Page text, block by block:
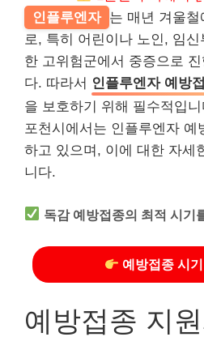
인플루엔자 는 매년 겨울
로, 특히 어린이나 노인, 임
한 고위험군에서 중증으로
다. 따라서 인플루엔자 예방
을 보호하기 위해 필수적입
포천시에서는 인플루엔자 예
하고 있으며, 이에 대한 자세
니다.
독감 예방접종의 최적 시기
예방접종 시기
예방접종 지